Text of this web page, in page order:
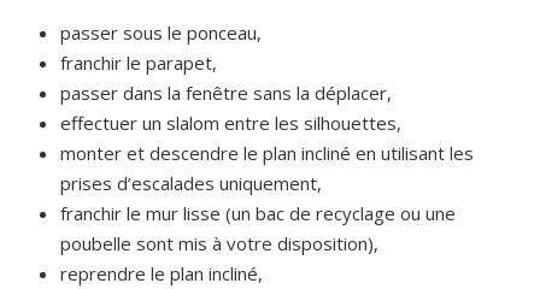
passer sous le ponceau,
franchir le parapet,
passer dans la fenêtre sans la déplacer,
effectuer un slalom entre les silhouettes,
monter et descendre le plan incliné en utilisant les
prises d’escalades uniquement,
franchir le mur lisse (un bac de recyclage ou une
poubelle sont mis à votre disposition),
reprendre le plan incliné,